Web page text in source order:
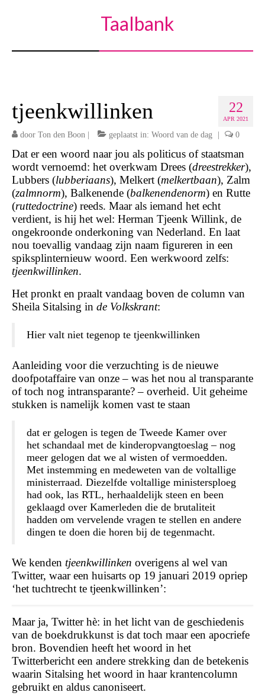
Taalbank
22
APR 2021
tjeenkwillinken
door Ton den Boon geplaatst in: Woord van de dag 0
Dat er een woord naar jou als politicus of staatsman
wordt vernoemd: het overkwam Drees (dreestrekker),
Lubbers (lubberiaans), Melkert (melkertbaan), Zalm
(zalmnorm), Balkenende (balkenendenorm) en Rutte
(ruttedoctrine) reeds. Maar als iemand het echt
verdient, is hij het wel: Herman Tjeenk Willink, de
ongekroonde onderkoning van Nederland. En laat
nou toevallig vandaag zijn naam figureren in een
spiksplinternieuw woord. Een werkwoord zelfs:
tjeenkwillinken.
Het pronkt en praalt vandaag boven de column van
Sheila Sitalsing in de Volkskrant:
Hier valt niet tegenop te tjeenkwillinken
Aanleiding voor die verzuchting is de nieuwe
doofpotaffaire van onze – was het nou al transparante
of toch nog intransparante? – overheid. Uit geheime
stukken is namelijk komen vast te staan
dat er gelogen is tegen de Tweede Kamer over
het schandaal met de kinderopvangtoeslag – nog
meer gelogen dat we al wisten of vermoedden.
Met instemming en medeweten van de voltallige
ministerraad. Diezelfde voltallige ministersploeg
had ook, las RTL, herhaaldelijk steen en been
geklaagd over Kamerleden die de brutaliteit
hadden om vervelende vragen te stellen en andere
dingen te doen die horen bij de tegenmacht.
We kenden tjeenkwillinken overigens al wel van
Twitter, waar een huisarts op 19 januari 2019 opriep
‘het tuchtrecht te tjeenkwillinken’:
Maar ja, Twitter hè: in het licht van de geschiedenis
van de boekdrukkunst is dat toch maar een apocriefe
bron. Bovendien heeft het woord in het
Twitterbericht een andere strekking dan de betekenis
waarin Sitalsing het woord in haar krantencolumn
gebruikt en aldus canoniseert.